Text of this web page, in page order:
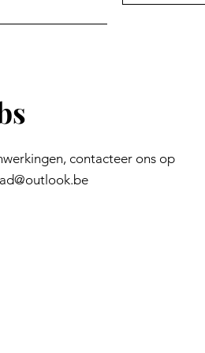
contacteer ons op